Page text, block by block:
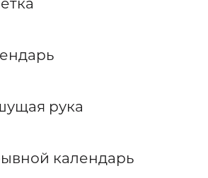
рука
календарь